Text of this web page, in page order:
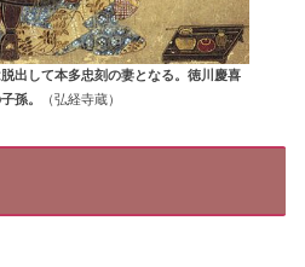
出して本多忠刻の妻となる。徳川慶喜
孫。
（弘経寺蔵）